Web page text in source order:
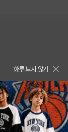
하루 보지 않기